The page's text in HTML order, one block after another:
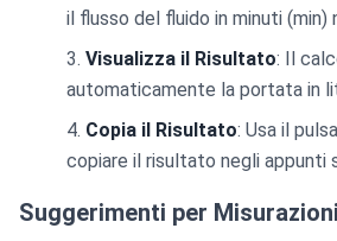
il flusso del fluido in minuti (min)
Visualizza il Risultato: Il
automaticamente la portata in
Copia il Risultato: Usa il
copiare il risultato negli appunti
Suggerimenti per